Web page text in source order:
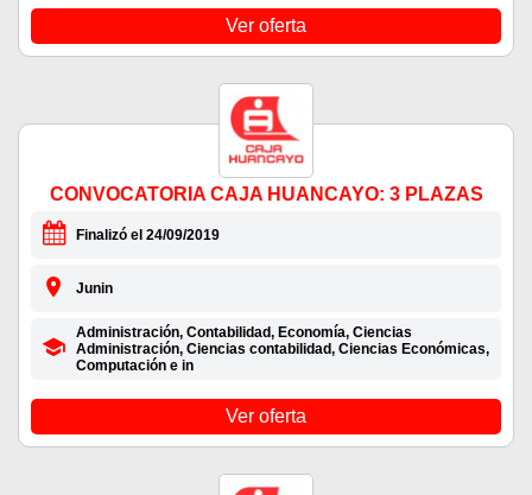
Ver oferta
CONVOCATORIA CAJA HUANCAYO: 3 PLAZAS
Finalizó el 24/09/2019
Junin
Administración, Contabilidad, Economía, Ciencias
Administración, Ciencias contabilidad, Ciencias Económicas,
Computación e in
Ver oferta